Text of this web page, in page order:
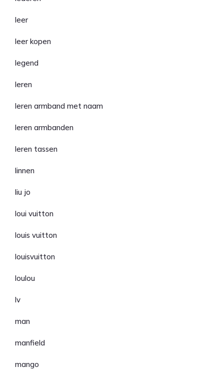
leer
leer kopen
legend
leren
leren armband met naam
leren armbanden
leren tassen
linnen
liu jo
loui vuitton
louis vuitton
louisvuitton
loulou
lv
man
manfield
mango